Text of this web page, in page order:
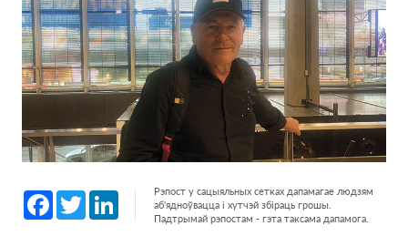
Facebook
Twitter LinkedInРэпост у сацыяльных сетках дапамагае людзям
аб'ядноўвацца і хутчэй збіраць грошы.
Падтрымай рэпостам - гэта таксама дапамога.